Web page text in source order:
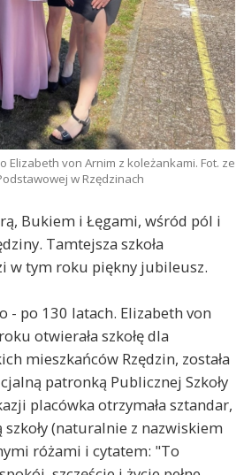
Elizabeth von Arnim z koleżankami. Fot. ze
w Rzędzinach
Bukiem i Łęgami, wśród pól i
Tamtejsza szkoła
w tym roku piękny jubileusz.
- po 130 latach. Elizabeth von
otwierała szkołę dla
mieszkańców Rzędzin, została
patronką Publicznej Szkoły
placówka otrzymała sztandar,
(naturalnie z nazwiskiem
różami i cytatem: "To